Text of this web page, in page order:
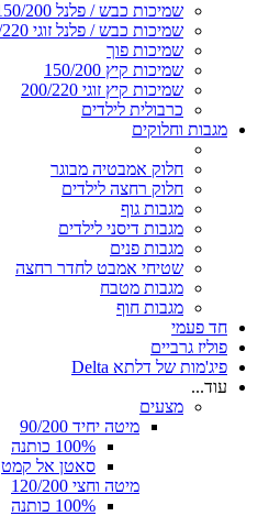
שמיכות כבש / פלנל 150/200
שמיכות כבש / פלנל זוגי 200/220
שמיכות פוך
שמיכות קיץ 150/200
שמיכות קיץ זוגי 200/220
כרבולית לילדים
מגבות וחלוקים
חלוק אמבטיה מבוגר
חלוק רחצה לילדים
מגבות גוף
מגבות דיסני לילדים
מגבות פנים
שטיחי אמבט לחדר רחצה
מגבות מטבח
מגבות חוף
חד פעמי
פוליז גרביים
פיג'מות של דלתא Delta
עוד...
מצעים
מיטה יחיד 90/200
100% כותנה
סאטן אל קמט
מיטה וחצי 120/200
100% כותנה